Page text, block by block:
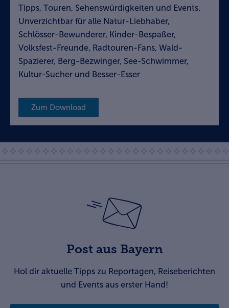
Tipps, Touren, Sehenswürdigkeiten und Events.
Unverzichtbar für alle Natur-Liebhaber,
Schlösser-Bewunderer, Kinder-Bespaßer,
Volksfest-Freunde, Radtouren-Fans, Wald-
Spazierer, Berg-Bezwinger, See-Schwimmer,
Kultur-Sucher und Besser-Esser
Zum Download
Post aus Bayern
Hol dir aktuelle Tipps zu Reportagen, Reiseberichten
und Events aus erster Hand!